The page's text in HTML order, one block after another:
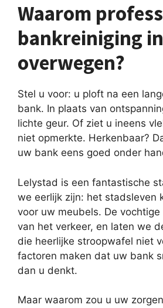
Waarom
bankreiniging
overwegen?
Stel u voor: u ploft na een
bank. In plaats van
lichte geur. Of ziet u ineens
niet opmerkte. Herkenbaar?
uw bank eens goed onder
Lelystad is een fantastische
we eerlijk zijn: het stadsleven
voor uw meubels. De
van het verkeer, en laten we
die heerlijke stroopwafel niet
factoren maken dat uw bank
dan u denkt.
Maar waarom zou u uw